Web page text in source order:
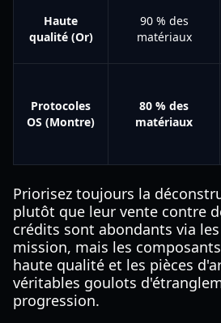
Haute
qualité (Or)
90 % des
matériaux
Protocoles
OS (Montre)
80 % des
matériaux
Priorisez toujours la
plutôt que leur vente contre
crédits sont abondants via
mission, mais les
haute qualité et les pièces
véritables goulots
progression.